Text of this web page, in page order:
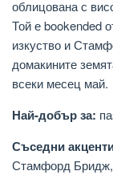
облицована с
Той е bookended
изкуство и
домакините
всеки месец май.
Най-добър за:
Съседни
Стамфорд Бридж,